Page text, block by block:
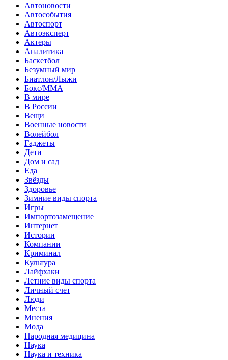
Автоновости
Автособытия
Автоспорт
Автоэксперт
Актеры
Аналитика
Баскетбол
Безумный мир
Биатлон/Лыжи
Бокс/MMA
В мире
В России
Вещи
Военные новости
Волейбол
Гаджеты
Дети
Дом и сад
Еда
Звёзды
Здоровье
Зимние виды спорта
Игры
Импортозамещение
Интернет
Истории
Компании
Криминал
Культура
Лайфхаки
Летние виды спорта
Личный счет
Люди
Места
Мнения
Мода
Народная медицина
Наука
Наука и техника